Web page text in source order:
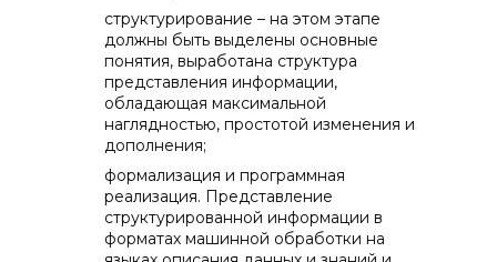
структурирование – на этом этапе
должны быть выделены основные
понятия, выработана структура
представления информации,
обладающая максимальной
наглядностью, простотой изменения и
дополнения;
формализация и программная
реализация. Представление
структурированной информации в
форматах машинной обработки на